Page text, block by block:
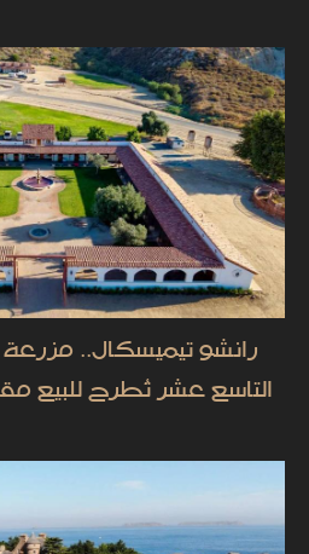
رانشو تيميسكال..
التاسع عشر تُطرح للبيع مقابل 44 مليون